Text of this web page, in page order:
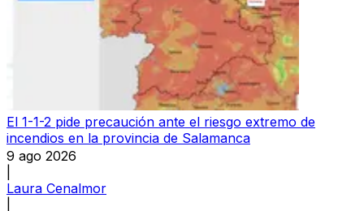
El 1-1-2 pide precaución ante el riesgo extremo de
incendios en la provincia de Salamanca
9 ago 2026
Laura Cenalmor